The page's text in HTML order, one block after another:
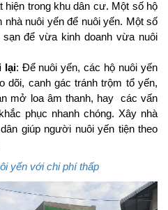
hiện trong khu dân cư. Một số hộ
nhà nuôi yến để nuôi yến. Một số
để vừa kinh doanh vừa nuôi
lại: Để nuôi yến, các hộ nuôi yến
dõi, canh gác tránh trộm tổ yến,
mở loa âm thanh, hay các vấn
phục nhanh chóng. Xây nhà
giúp người nuôi yến tiện theo
yến với chi phí thấp